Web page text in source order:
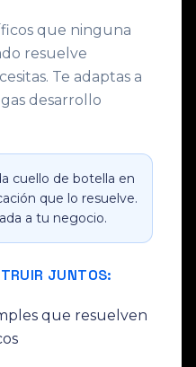
que ninguna
resuelve
Te adaptas a
desarrollo
cuello de botella en
que lo resuelve.
a tu negocio.
JUNTOS:
que resuelven